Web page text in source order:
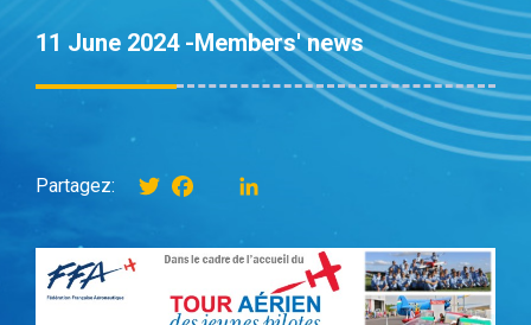
11 June 2024 -Members' news
Partagez: TwitterFacebookinstagram